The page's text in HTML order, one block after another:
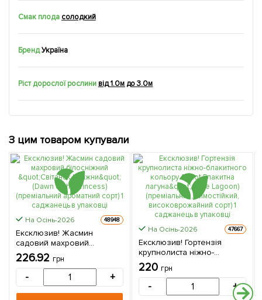
Смак плода солодкий
БрендУкраїна
Ріст дорослої рослини від 1.0м до 3.0м
З цим товаром купували
На Осінь-2026 48948
Ексклюзив! Жасмин
садовий махровий
білосніжний "Світанок
Княжни" (Dawn of the
Princess) (преміальний
ароматний сорт) 1
саджанець в упаковці
226.92 грн
- +
На Осінь-2026 47667
Ексклюзив! Гортензія
крупнолиста ніжно-
блакитного кольору
"Блакитна лагуна" (Blue
Lagoon) (преміальний,
220 грн
- +